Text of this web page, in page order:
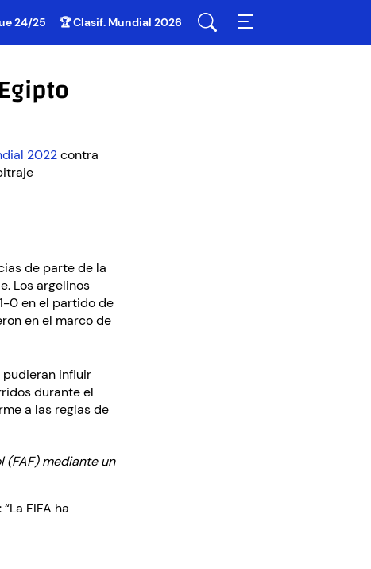
24/25 🏆 Clasif. Mundial 2026
2022contra
de parte de la
Los argelinos
0 en el partido de
en el marco de
pudieran influir
durante el
a las reglas de
(FAF) mediante un
FIFA ha